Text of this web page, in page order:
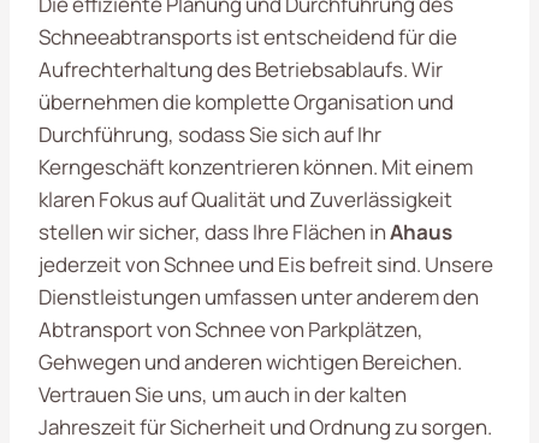
Schneeabtransports ist entscheidend für die
Aufrechterhaltung des Betriebsablaufs. Wir
übernehmen die komplette Organisation und
Durchführung, sodass Sie sich auf Ihr
Kerngeschäft konzentrieren können. Mit einem
klaren Fokus auf Qualität und Zuverlässigkeit
stellen wir sicher, dass Ihre Flächen inAhaus
jederzeit von Schnee und Eis befreit sind. Unsere
Dienstleistungen umfassen unter anderem den
Abtransport von Schnee von Parkplätzen,
Gehwegen und anderen wichtigen Bereichen.
Vertrauen Sie uns, um auch in der kalten
Jahreszeit für Sicherheit und Ordnung zu sorgen.